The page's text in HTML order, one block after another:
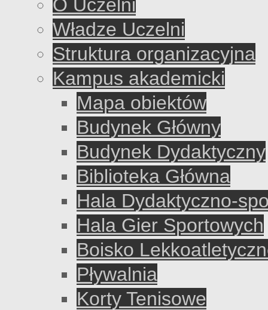
O Uczelni
Władze Uczelni
Struktura organizacyjna
Kampus akademicki
Mapa obiektów
Budynek Główny
Budynek Dydaktyczny
Biblioteka Główna
Hala Dydaktyczno-
Hala Gier Sportowych
Boisko
Pływalnia
Korty Tenisowe